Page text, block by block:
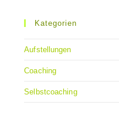
Kategorien
Aufstellungen
Coaching
Selbstcoaching